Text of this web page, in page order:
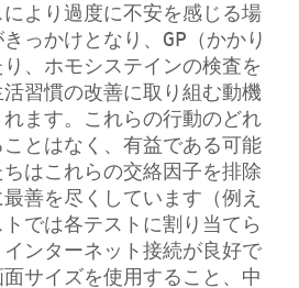
より過度に不安を感じる場
っかけとなり、GP（かかり
、ホモシステインの検査を
習慣の改善に取り組む動機
ます。これらの行動のどれ
とはなく、有益である可能
はこれらの交絡因子を排除
善を尽くしています（例え
では各テストに割り当てら
ンターネット接続が良好で
サイズを使用すること、中